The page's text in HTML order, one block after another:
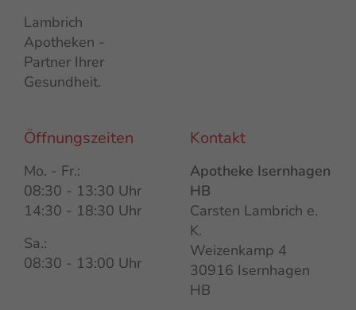
Lambrich
Apotheken -
Partner Ihrer
Gesundheit.
Öffnungszeiten
Mo. - Fr.:
08:30 - 13:30 Uhr
14:30 - 18:30 Uhr
Sa.:
08:30 - 13:00 Uhr
Kontakt
Apotheke Isernhagen
HB
Carsten Lambrich e.
K.
Weizenkamp 4
30916 Isernhagen
HB